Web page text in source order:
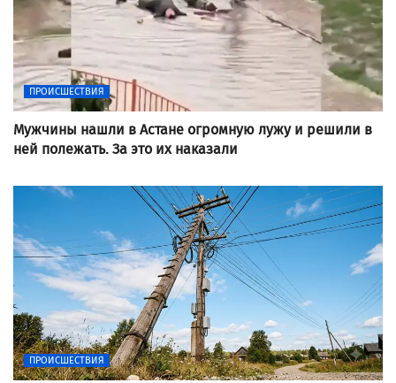
ПРОИСШЕСТВИЯ
Мужчины нашли в Астане огромную лужу и решили в
ней полежать. За это их наказали
ПРОИСШЕСТВИЯ